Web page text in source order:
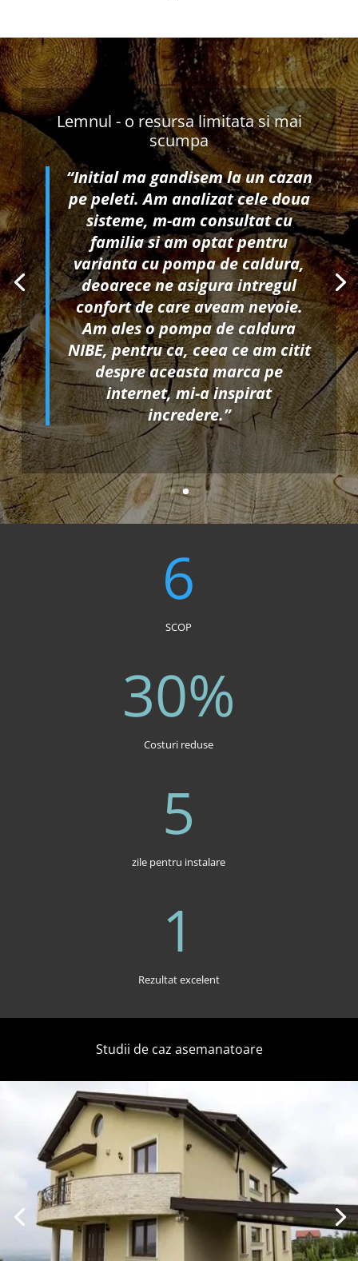
Lemnul - o resursa limitata si mai
scumpa
“Initial ma gandisem la un cazan
pe peleti. Am analizat cele doua
sisteme, m-am consultat cu
familia si am optat pentru
varianta cu pompa de caldura,
deoarece ne asigura intregul
confort de care aveam nevoie.
Am ales o pompa de caldura
NIBE, pentru ca, ceea ce am citit
despre aceasta marca pe
internet, mi-a inspirat
incredere.”
6
SCOP
30%
Costuri reduse
5
zile pentru instalare
1
Rezultat excelent
Studii de caz asemanatoare